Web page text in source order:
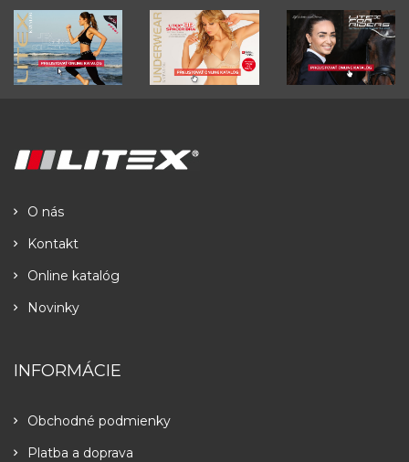
O nás
Kontakt
Online katalóg
Novinky
INFORMÁCIE
Obchodné podmienky
Platba a doprava